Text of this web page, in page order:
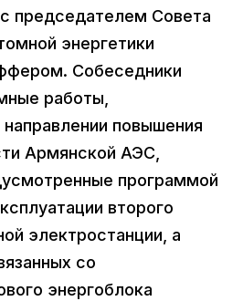
председателем Совета
энергетики
Собеседники
работы,
повышения
Армянской АЭС,
программой
второго
электростанции, а
со
энергоблока